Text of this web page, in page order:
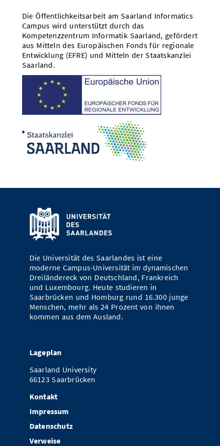
Die Öffentlichkeitsarbeit am Saarland Informatics
Campus wird unterstützt durch das
Kompetenzzentrum Informatik Saarland, gefördert
aus Mitteln des Europäischen Fonds für regionale
Entwicklung (EFRE) und Mitteln der Staatskanzlei
Saarland.
Die Universität des Saarlandes ist eine
moderne Campus-Universität im dynamischen
Dreiländereck von Deutschland, Frankreich
und Luxembourg. Heute studieren in
Saarbrücken und Homburg rund 16.300 junge
Menschen, mehr als 24 Prozent von ihnen
kommen aus dem Ausland.
Lageplan
Saarland University
66123 Saarbrücken
Kontakt
Impressum
Datenschutz
Verweise